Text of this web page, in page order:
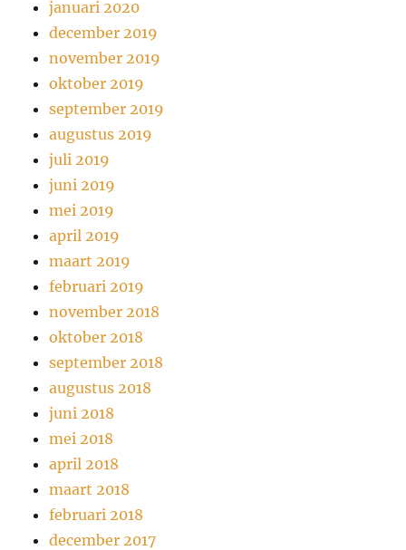
januari 2020
december 2019
november 2019
oktober 2019
september 2019
augustus 2019
juli 2019
juni 2019
mei 2019
april 2019
maart 2019
februari 2019
november 2018
oktober 2018
september 2018
augustus 2018
juni 2018
mei 2018
april 2018
maart 2018
februari 2018
december 2017